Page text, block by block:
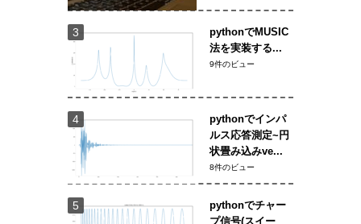
pythonでMUSIC
法を実装する...
9件のビュー
pythonでインパ
ルス応答測定~円
状畳み込みve...
8件のビュー
pythonでチャー
プ信号(スイー